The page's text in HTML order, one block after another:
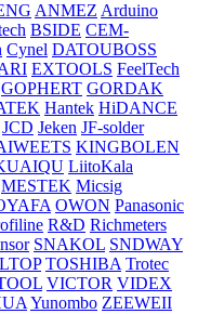
ANMEZ Arduino
BSIDE CEM-
Cynel DATOUBOSS
EXTOOLS FeelTech
GOPHERT GORDAK
Hantek HiDANCE
JCD Jeken JF-solder
KINGBOLEN
LiitoKala
MESTEK Micsig
OWON Panasonic
R&D Richmeters
SNAKOL SNDWAY
TOSHIBA Trotec
VICTOR VIDEX
Yunombo ZEEWEII